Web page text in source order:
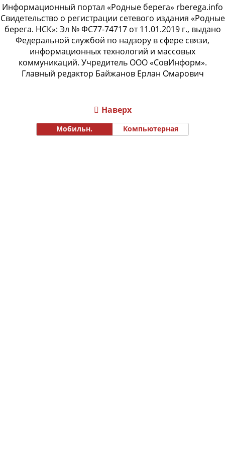
Информационный портал «Родные берега» rberega.info
Свидетельство о регистрации сетевого издания «Родные
берега. НСК»: Эл № ФС77-74717 от 11.01.2019 г., выдано
Федеральной службой по надзору в сфере связи,
информационных технологий и массовых
коммуникаций. Учредитель ООО «СовИнформ».
Главный редактор Байжанов Ерлан Омарович
Наверх
Мобильн. Компьютерная